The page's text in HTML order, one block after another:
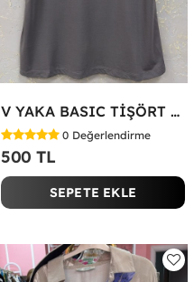
V YAKA BASIC TİŞÖRT Antrasit
0 Değerlendirme
500 TL
SEPETE EKLE